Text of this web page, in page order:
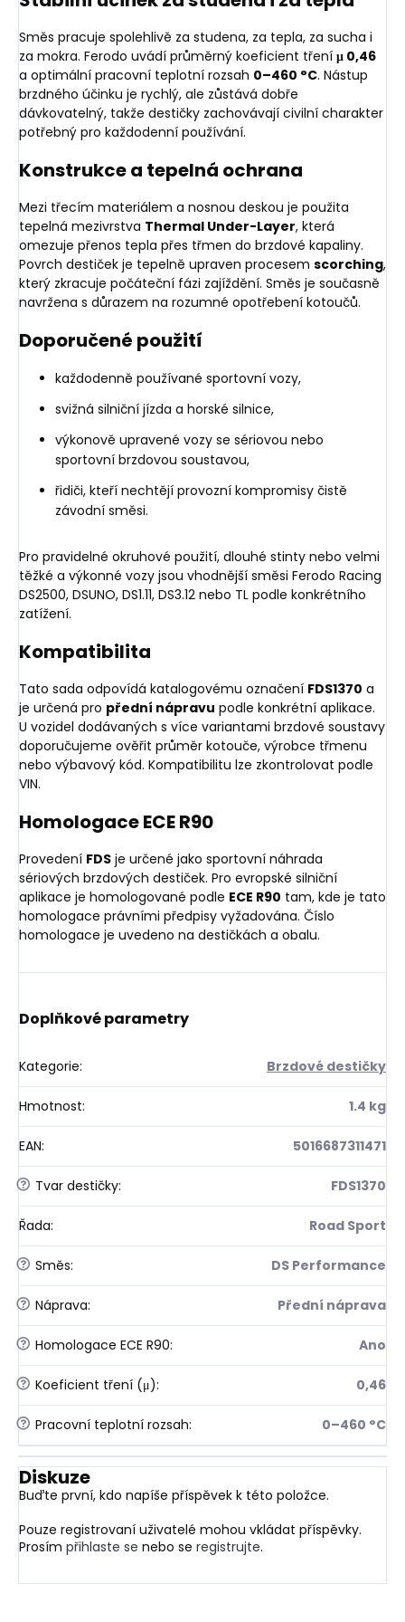
Směs pracuje spolehlivě za studena, za tepla, za sucha i
za mokra. Ferodo uvádí průměrný koeficient tření μ 0,46
a optimální pracovní teplotní rozsah 0–460 °C. Nástup
brzdného účinku je rychlý, ale zůstává dobře
dávkovatelný, takže destičky zachovávají civilní charakter
potřebný pro každodenní používání.
Konstrukce a tepelná ochrana
Mezi třecím materiálem a nosnou deskou je použita
tepelná mezivrstva Thermal Under-Layer, která
omezuje přenos tepla přes třmen do brzdové kapaliny.
Povrch destiček je tepelně upraven procesem scorching,
který zkracuje počáteční fázi zajíždění. Směs je současně
navržena s důrazem na rozumné opotřebení kotoučů.
Doporučené použití
každodenně používané sportovní vozy,
svižná silniční jízda a horské silnice,
výkonově upravené vozy se sériovou nebo
sportovní brzdovou soustavou,
řidiči, kteří nechtějí provozní kompromisy čistě
závodní směsi.
Pro pravidelné okruhové použití, dlouhé stinty nebo velmi
těžké a výkonné vozy jsou vhodnější směsi Ferodo Racing
DS2500, DSUNO, DS1.11, DS3.12 nebo TL podle konkrétního
zatížení.
Kompatibilita
Tato sada odpovídá katalogovému označení FDS1370 a
je určená pro přední nápravu podle konkrétní aplikace.
U vozidel dodávaných s více variantami brzdové soustavy
doporučujeme ověřit průměr kotouče, výrobce třmenu
nebo výbavový kód. Kompatibilitu lze zkontrolovat podle
VIN.
Homologace ECE R90
Provedení FDS je určené jako sportovní náhrada
sériových brzdových destiček. Pro evropské silniční
aplikace je homologované podle ECE R90 tam, kde je tato
homologace právními předpisy vyžadována. Číslo
homologace je uvedeno na destičkách a obalu.
Doplňkové parametry
Kategorie: Brzdové destičky
Hmotnost: 1.4 kg
EAN: 5016687311471
? Tvar destičky: FDS1370
Řada: Road Sport
? Směs: DS Performance
? Náprava: Přední náprava
? Homologace ECE R90: Ano
? Koeficient tření (μ): 0,46
? Pracovní teplotní rozsah: 0–460 °C
Diskuze
Buďte první, kdo napíše příspěvek k této položce.
Pouze registrovaní uživatelé mohou vkládat příspěvky.
Prosím přihlaste se nebo se registrujte.